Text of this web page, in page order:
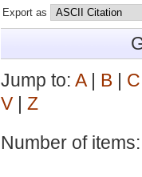
Export as
Jump to: A| B C
V
Z
Number of